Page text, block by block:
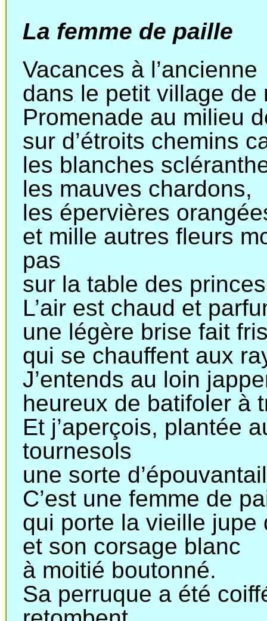
La femme de paille
Vacances à l’ancienne
dans le petit village de
Promenade au milieu
sur d’étroits chemins
les blanches
les mauves chardons,
les épervières
et mille autres fleurs
pas
sur la table des
L’air est chaud et
une légère brise fait
qui se chauffent aux
J’entends au loin
heureux de batifoler à
Et j’aperçois, plantée
tournesols
une sorte
C’est une femme de
qui porte la vieille jupe
et son corsage blanc
à moitié boutonné.
Sa perruque a été